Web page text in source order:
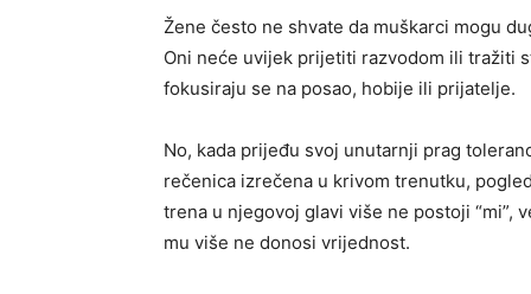
Žene često ne shvate da muškarci mogu
Oni neće uvijek prijetiti razvodom ili tražiti
fokusiraju se na posao, hobije ili prijatelje.
No, kada prijeđu svoj unutarnji prag
rečenica izrečena u krivom trenutku,
trena u njegovoj glavi više ne postoji “mi”,
mu više ne donosi vrijednost.